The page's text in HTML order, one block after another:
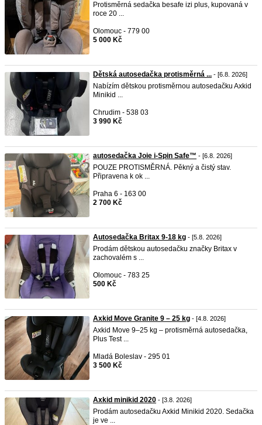
Protisměrná sedačka besafe izi plus, kupovaná v
roce 20 ...
Olomouc - 779 00
5 000 Kč
Dětská autosedačka protisměrná ... - [6.8. 2026]
Nabízím dětskou protisměrnou autosedačku Axkid
Minikid ...
Chrudim - 538 03
3 990 Kč
autosedačka Joie i-Spin Safe™ - [6.8. 2026]
POUZE PROTISMĚRNÁ. Pěkný a čistý stav.
Připravena k ok ...
Praha 6 - 163 00
2 700 Kč
Autosedačka Britax 9-18 kg - [5.8. 2026]
Prodám dětskou autosedačku značky Britax v
zachovalém s ...
Olomouc - 783 25
500 Kč
Axkid Move Granite 9 – 25 kg - [4.8. 2026]
Axkid Move 9–25 kg – protisměrná autosedačka,
Plus Test ...
Mladá Boleslav - 295 01
3 500 Kč
Axkid minikid 2020 - [3.8. 2026]
Prodám autosedačku Axkid Minikid 2020. Sedačka
je ve ...